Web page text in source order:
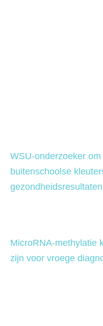
WSU-onderzoeker
buitenschoolse
MicroRNA-methylatie
zijn voor vroege